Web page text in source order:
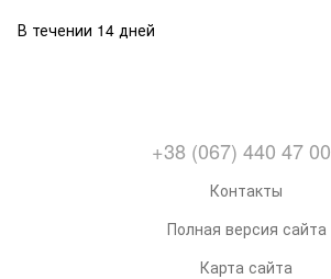
В течении 14 дней
+38 (067) 440 47 00
Контакты
Полная версия сайта
Карта сайта